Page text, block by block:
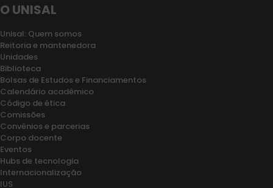
O UNISAL
Unisal: Quem somos
Reitoria e mantenedora
Unidades
Biblioteca
Bolsas de Estudos e Financiamentos
Calendário acadêmico
Código de ética
Comissões
Convênios e parcerias
Corpo docente
Eventos
Hubs de tecnologia
Internacionalização
IUS